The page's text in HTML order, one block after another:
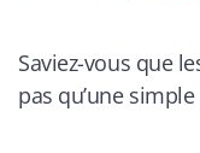
Saviez-vous que
pas qu’une simple